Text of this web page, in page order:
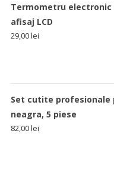
Termometru electronic
afisaj LCD
29,00lei
Set cutite profesionale
neagra, 5 piese
82,00lei